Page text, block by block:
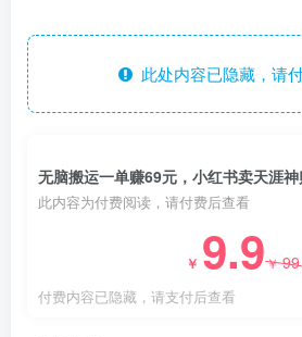
此处内容已隐藏，请
此内容为付费阅读，请付费后查看
￥ 9.9￥99
付费内容已隐藏，请支付后查看